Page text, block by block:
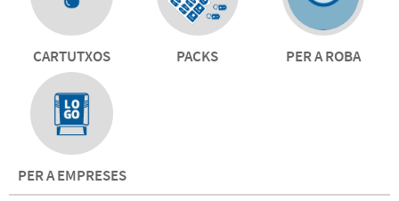
CARTUTXOS PACKS PER A ROBA
PER A EMPRESES